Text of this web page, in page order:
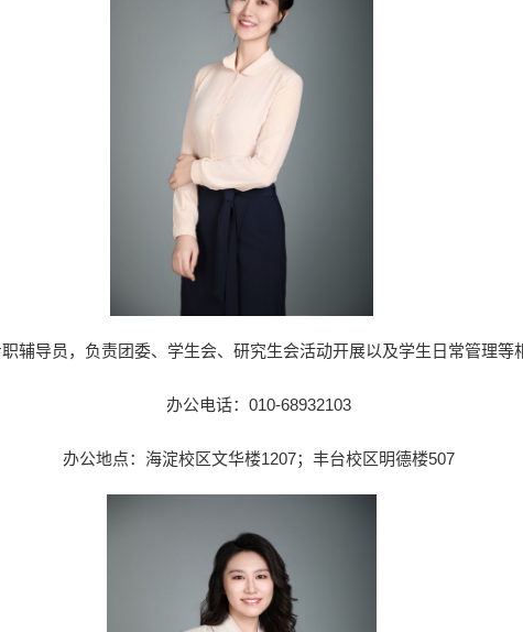
辅导员，负责团委、学生会、研究生会活动开展以及学生日常管理等
办公电话：010-68932103
办公地点：海淀校区文华楼1207；丰台校区明德楼507